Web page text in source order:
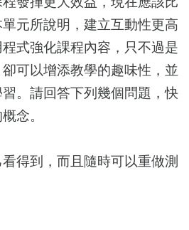
元所說明，建立互動性更高
式強化課程內容，只不過是
可以增添教學的趣味性，並
。請回答下列幾個問題，快
念。
得到，而且隨時可以重做測